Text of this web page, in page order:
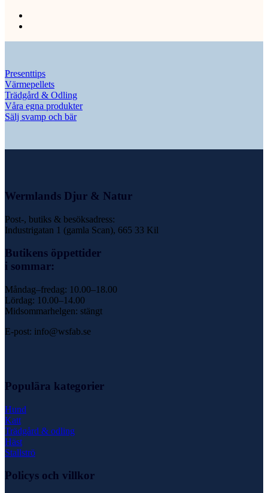
Presenttips
Värmepellets
Trädgård & Odling
Våra egna produkter
Sälj svamp och bär
Wermlands Djur & Natur
Post-, butiks & besöksadress:
Industrigatan 1 (gamla Scan), 665 33 Kil
Butikens öppettider
i sommar:
Måndag–fredag: 10.00–18.00
Lördag: 10.00–14.00
Midsommarhelgen: stängt
E-post: info@wsfab.se
Populära kategorier
Hund
Katt
Trädgård & odling
Häst
Stallströ
Policys och villkor